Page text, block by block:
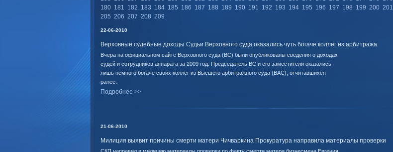
180 181 182 183 184 185 186 187 188 189 190 191 192 193 194 195 196 197 198 199 200 201
205 206 207 208 209
22-06-2010
Верховные судебные доходы Cудьи Верховного суда оказались чуть богаче коллег из арбитража
Вчера на официальном сайте Верховного суда (ВС) были опубликованы сведения о доходах
судей и сотрудников аппарата за 2009 год. Председатель ВС и его заместители оказались
лишь немного богаче своих коллег из Высшего арбитражного суда (ВАС), отчитавшихся
ранее.
Подробнее >>
21-06-2010
Милиция выявит причины смерти матери Чичваркина Прокуратура направила материалы проверки